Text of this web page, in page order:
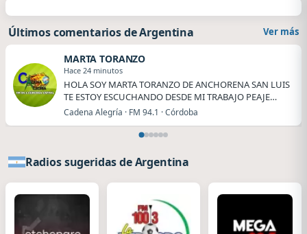
Últimos comentarios de Argentina Ver más
MARTA TORANZO
Hace 24 minutos
HOLA SOY MARTA TORANZO DE ANCHORENA SAN LUIS
TE ESTOY ESCUCHANDO DESDE MI TRABAJO PEAJE
ANCHORENA.
Cadena Alegría · FM 94.1 · Córdoba
Radios sugeridas de Argentina